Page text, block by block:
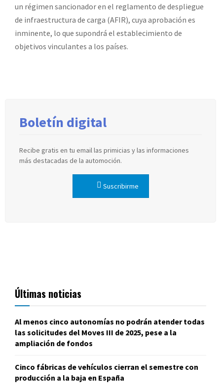
un régimen sancionador en el reglamento de despliegue
de infraestructura de carga (AFIR), cuya aprobación es
inminente, lo que supondrá el establecimiento de
objetivos vinculantes a los países.
Boletín digital
Recibe gratis en tu email las primicias y las informaciones
más destacadas de la automoción.
Suscribirme
Últimas noticias
Al menos cinco autonomías no podrán atender todas
las solicitudes del Moves III de 2025, pese a la
ampliación de fondos
Cinco fábricas de vehículos cierran el semestre con
producción a la baja en España